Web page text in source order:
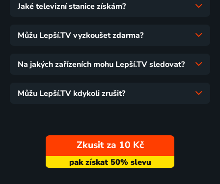
Jaké televizní stanice získám?
Můžu Lepší.TV vyzkoušet zdarma?
Na jakých zařízeních mohu Lepší.TV sledovat?
Můžu Lepší.TV kdykoli zrušit?
Zkusit za 10 Kč